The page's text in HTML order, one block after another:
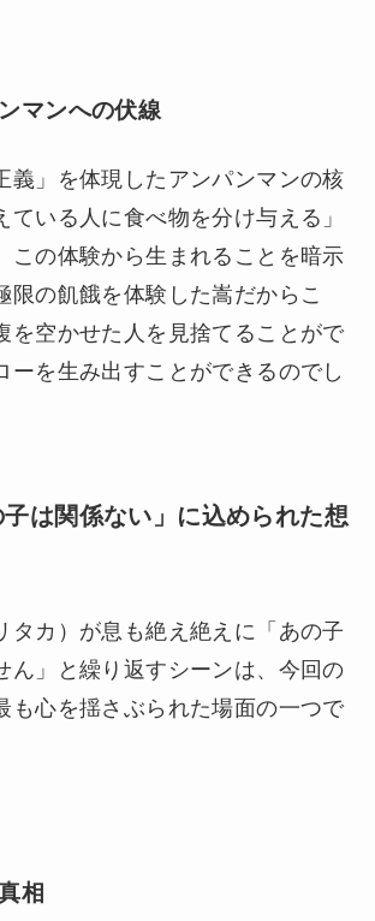
マンへの伏線
義」を体現したアンパンマンの核
ている人に食べ物を分け与える」
この体験から生まれることを暗示
限の飢餓を体験した嵩だからこ
を空かせた人を見捨てることがで
ーを生み出すことができるのでし
は関係ない」に込められた想
タカ）が息も絶え絶えに「あの子
ん」と繰り返すシーンは、今回の
も心を揺さぶられた場面の一つで
相